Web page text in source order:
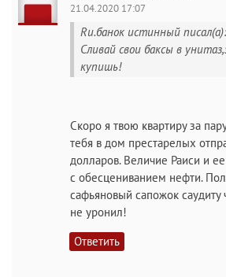
21.04.2020 17:07
Ru.банок истинный писал(а):
Сливай свои баксы в
купишь!
Скоро я твою квартиру за
тебя в дом престарелых
долларов. Величие Раиси и
с обесцениванием нефти.
сафьяновый сапожок
не уронил!
Ответить